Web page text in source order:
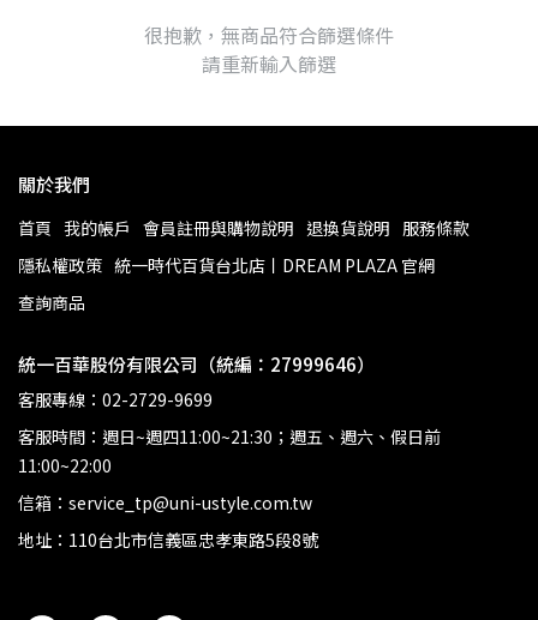
很抱歉，無商品符合篩選條件
請重新輸入篩選
關於我們
首頁 我的帳戶 會員註冊與購物說明 退換貨說明 服務條款
隱私權政策 統一時代百貨台北店丨DREAM PLAZA 官網
查詢商品
統一百華股份有限公司（統編：27999646）
客服專線：02-2729-9699
客服時間：週日~週四11:00~21:30；週五、週六、假日前
11:00~22:00
信箱：service_tp@uni-ustyle.com.tw
地址：110台北市信義區忠孝東路5段8號